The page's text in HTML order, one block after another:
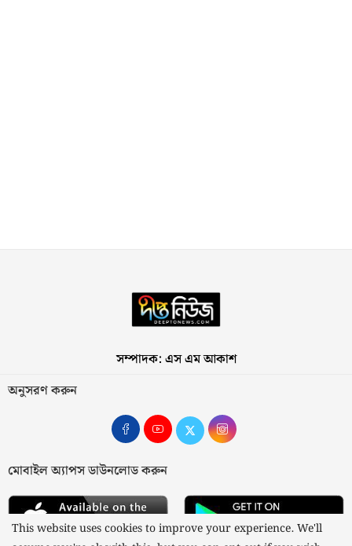
সম্পাদক: এস এম আকাশ
অনুসরণ করুন
মোবাইল অ্যাপস ডাউনলোড করুন
This website uses cookies to improve your experience. We'll